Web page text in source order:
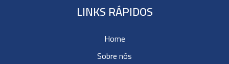
LINKS RÁPIDOS
Home
Sobre nós